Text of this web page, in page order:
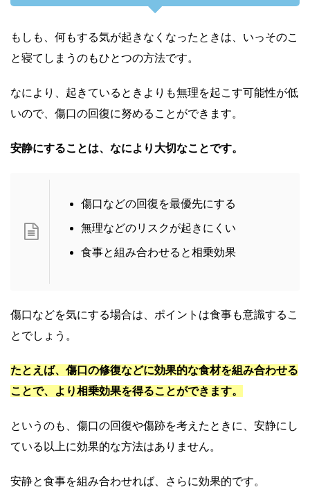
もしも、何もする気が起きなくなったときは、いっそのこ
と寝てしまうのもひとつの方法です。
なにより、起きているときよりも無理を起こす可能性が低
いので、傷口の回復に努めることができます。
安静にすることは、なにより大切なことです。
傷口などの回復を最優先にする
無理などのリスクが起きにくい
食事と組み合わせると相乗効果
傷口などを気にする場合は、ポイントは食事も意識するこ
とでしょう。
たとえば、傷口の修復などに効果的な食材を組み合わせる
ことで、より相乗効果を得ることができます。
というのも、傷口の回復や傷跡を考えたときに、安静にし
ている以上に効果的な方法はありません。
安静と食事を組み合わせれば、さらに効果的です。